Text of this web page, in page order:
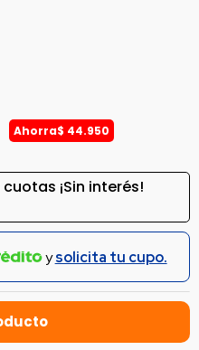
Ahorra$ 44.950
cuotas ¡Sin interés!
ysolicita tu cupo.